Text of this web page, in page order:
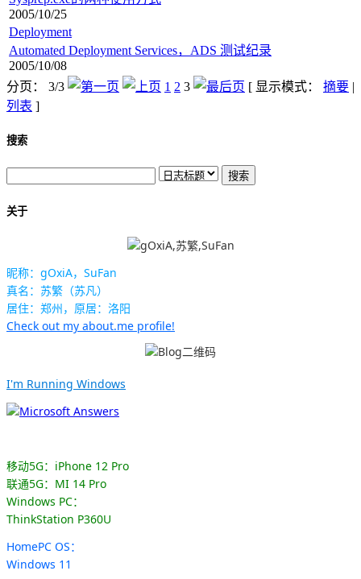
2005/10/25
Deployment
Automated Deployment Services，ADS 测试纪录
2005/10/08
分页： 3/3
1 2 3 [ 显示模式： 摘要 |
列表 ]
搜索
关于
昵称：gOxiA，SuFan
真名：苏繁（苏凡）
居住：郑州，原居：洛阳
Check out my about.me profile!
I'm Running Windows
移动5G：iPhone 12 Pro
联通5G：MI 14 Pro
Windows PC：
ThinkStation P360U
HomePC OS：
Windows 11